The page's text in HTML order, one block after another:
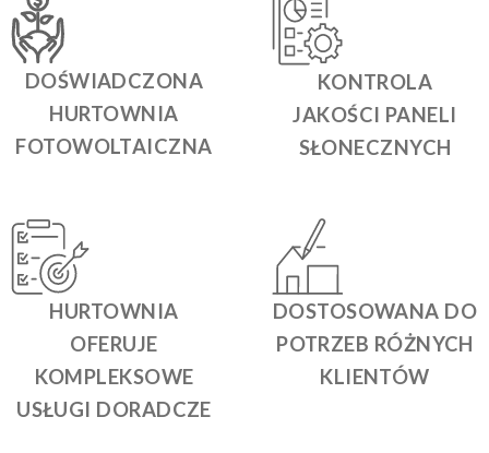
DOŚWIADCZONA
HURTOWNIA
FOTOWOLTAICZNA
KONTROLA
JAKOŚCI PANELI
SŁONECZNYCH
HURTOWNIA
OFERUJE
KOMPLEKSOWE
USŁUGI DORADCZE
DOSTOSOWANA DO
POTRZEB RÓŻNYCH
KLIENTÓW